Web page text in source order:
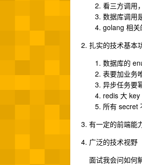
看三方调用
数据库调用
golang 相关
扎实的技术基本
数据库的
表要加业务
异步任务要
redis 大
所有 secret
有一定的前端能
广泛的技术视野
面试我会问如何